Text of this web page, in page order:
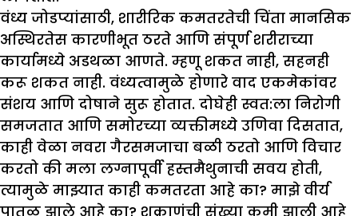
वंध्य जोडप्यांसाठी, शारीरिक कमतरतेची चिंता मानसिक
अस्थिरतेस कारणीभूत ठरते आणि संपूर्ण शरीराच्या
कार्यामध्ये अडथळा आणते. म्हणू शकत नाही, सहनही
करू शकत नाही. वंध्यत्वामुळे होणारे वाद एकमेकांवर
संशय आणि दोषाने सुरू होतात. दोघेही स्वत:ला निरोगी
समजतात आणि समोरच्या व्यक्तीमध्ये उणिवा दिसतात,
काही वेळा नवरा गैरसमजाचा बळी ठरतो आणि विचार
करतो की मला लग्नापूर्वी हस्तमैथुनाची सवय होती,
त्यामुळे माझ्यात काही कमतरता आहे का? माझे वीर्य
पातळ झाले आहे का? शुक्राणूंची संख्या कमी झाली आहे